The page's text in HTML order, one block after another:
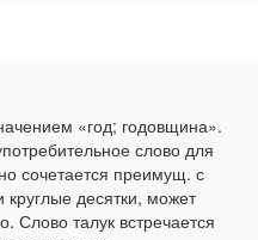
«год; годовщина».
слово для
сочетается преимущ. с
десятки, может
Слово талук встречается